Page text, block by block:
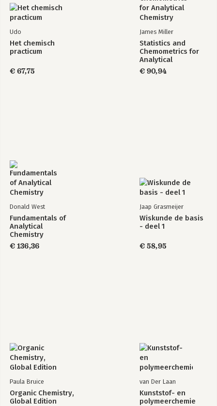
Udo
Het chemisch
practicum
€ 67,75
James Miller
Statistics and
Chemometrics for
Analytical
Chemistry
€ 90,94
Donald West
Fundamentals of
Analytical
Chemistry
€ 136,36
Jaap Grasmeijer
Wiskunde de basis
- deel 1
€ 58,95
Paula Bruice
Organic Chemistry,
Global Edition
van Der Laan
Kunststof- en
polymeerchemie